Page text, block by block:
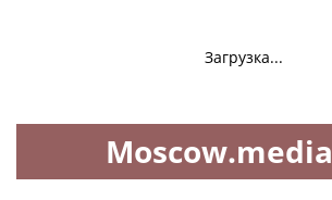
Загрузка...
Moscow.media